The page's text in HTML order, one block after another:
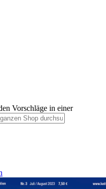
Vorschläge in einer